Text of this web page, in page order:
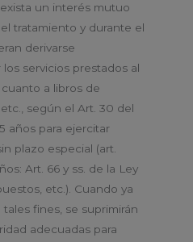
un interés mutuo
tratamiento y durante el
derivarse
servicios prestados al
a libros de
según el Art. 30 del
años para ejercitar
plazo especial (art.
Art. 66 y ss. de la Ley
etc.). Cuando ya
fines, se suprimirán
adecuadas para